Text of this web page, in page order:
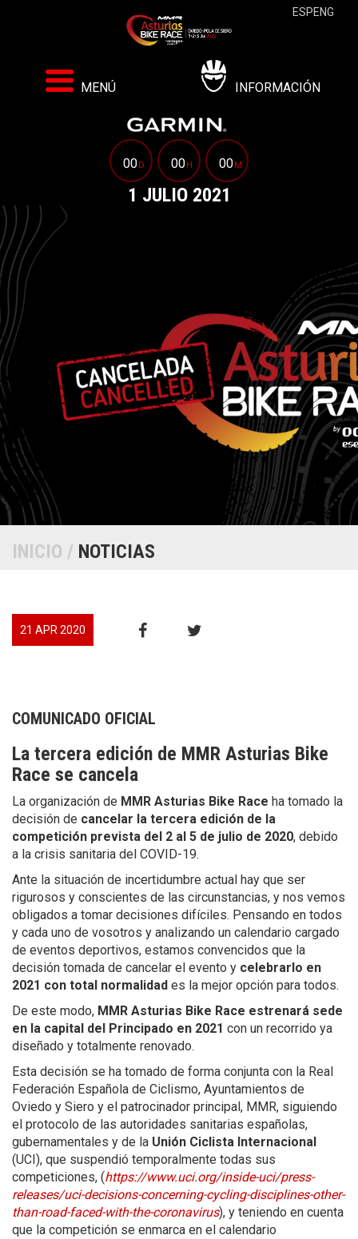
MENÚ INFORMACIÓN
00D 00H 00M
1 JULIO 2021
ESPENG
INICIO / NOTICIAS
21 APR 2020
COMUNICADO OFICIAL
La tercera edición de MMR Asturias Bike
Race se cancela
La organización de MMR Asturias Bike Race ha tomado la
decisión de cancelar la tercera edición de la
competición prevista del 2 al 5 de julio de 2020, debido
a la crisis sanitaria del COVID-19.
Ante la situación de incertidumbre actual hay que ser
rigurosos y conscientes de las circunstancias, y nos vemos
obligados a tomar decisiones difíciles. Pensando en todos
y cada uno de vosotros y analizando un calendario cargado
de eventos deportivos, estamos convencidos que la
decisión tomada de cancelar el evento y celebrarlo en
2021 con total normalidad es la mejor opción para todos.
De este modo, MMR Asturias Bike Race estrenará sede
en la capital del Principado en 2021 con un recorrido ya
diseñado y totalmente renovado.
Esta decisión se ha tomado de forma conjunta con la Real
Federación Española de Ciclismo, Ayuntamientos de
Oviedo y Siero y el patrocinador principal, MMR, siguiendo
el protocolo de las autoridades sanitarias españolas,
gubernamentales y de la Unión Ciclista Internacional
(UCI), que suspendió temporalmente todas sus
competiciones, (https://www.uci.org/inside-uci/press-
releases/uci-decisions-concerning-cycling-disciplines-other-
than-road-faced-with-the-coronavirus), y teniendo en cuenta
que la competición se enmarca en el calendario